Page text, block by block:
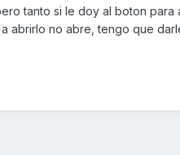
tanto si le doy al boton para
abrirlo no abre, tengo que